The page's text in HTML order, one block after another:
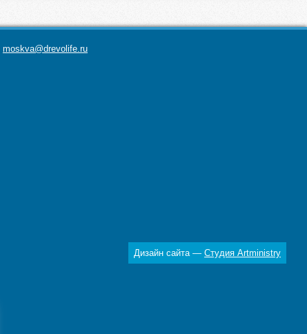
moskva@drevolife.ru
Дизайн сайта — Студия Artministry